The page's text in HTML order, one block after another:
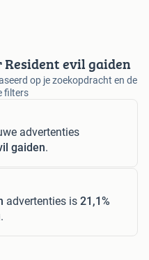
evil gaiden
op je zoekopdracht en de
filters
advertenties
gaiden.
advertenties is 21,1%